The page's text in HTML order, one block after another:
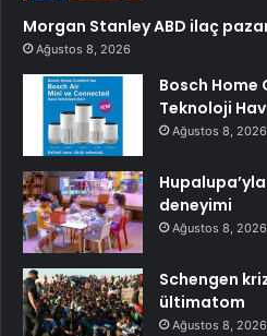
Morgan Stanley ABD ilaç
Ağustos 8, 2026
Bosch Home
Teknoloji
Ağustos 8, 2026
deneyimi
Ağustos 8, 2026
Schengen
ültimatom
Ağustos 8, 2026